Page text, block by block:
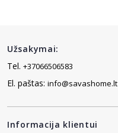
Užsakymai:
Tel. +37066506583
El. paštas: info@savashome.lt
Informacija klientui